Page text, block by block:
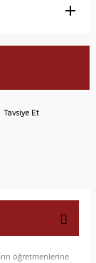
Tavsiye Et
öğretmenlerine